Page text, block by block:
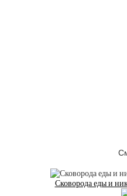
Сковорода еды и